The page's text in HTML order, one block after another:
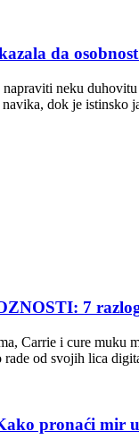
da
neku
dok je
7
Carrie i cure muku
od svojih lica
pronaći mir